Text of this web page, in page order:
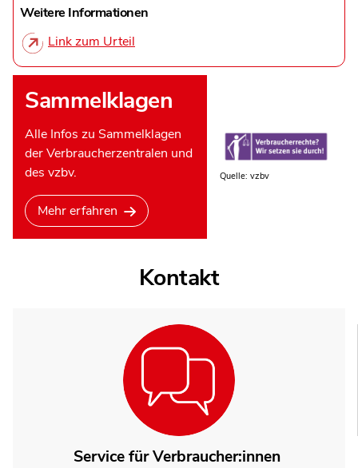
Weitere Informationen
Link zum Urteil
Sammelklagen
Alle Infos zu Sammelklagen
der Verbraucherzentralen und
des vzbv.
Mehr erfahren
Quelle: vzbv
Kontakt
Service für Verbraucher:innen